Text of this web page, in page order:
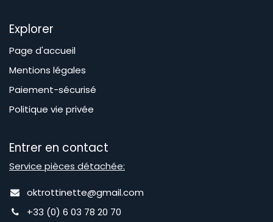
Explorer
Page d'accueil
Mentions légales
Paiement-sécurisé
Politique vie privée
Entrer en contact
Service pièces détachée:
oktrottinette@gmail.com
+33 (0) 6 03 78 20 70